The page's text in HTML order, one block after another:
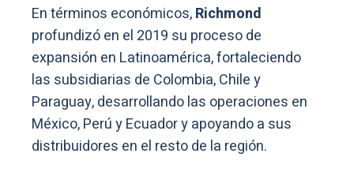
En términos económicos,Richmond
profundizó en el 2019 su proceso de
expansión en Latinoamérica, fortaleciendo
las subsidiarias de Colombia, Chile y
Paraguay, desarrollando las operaciones en
México, Perú y Ecuador y apoyando a sus
distribuidores en el resto de la región.